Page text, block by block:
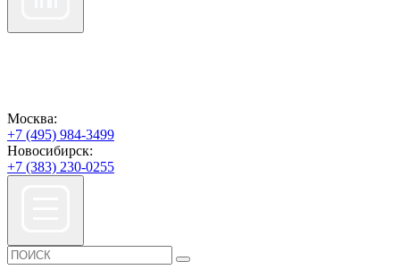
Москва:
+7 (495) 984-3499
Новосибирск:
+7 (383) 230-0255